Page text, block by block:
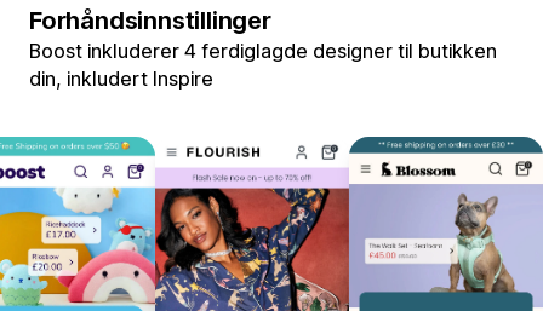
Forhåndsinnstillinger
Boost inkluderer 4 ferdiglagde designer til butikken
din, inkludert Inspire